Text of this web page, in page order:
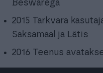
Beswarega
2015 Tarkvara
Saksamaal ja Lätis
2016 Teenus